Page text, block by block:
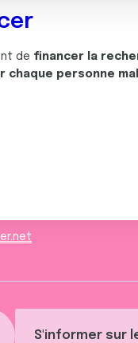
S'informer sur
de financer la
chaque personne